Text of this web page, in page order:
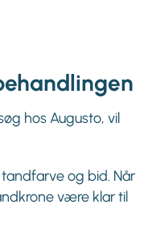
hos Augusto, vil
og bid. Når
være klar til